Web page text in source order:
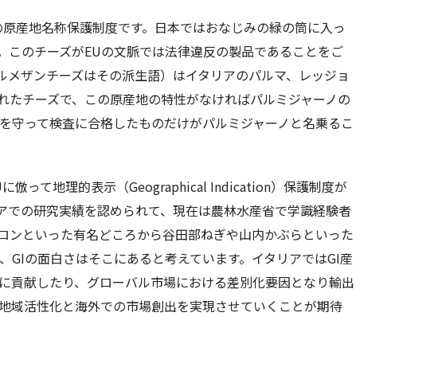
産地名称保護制度です。日本ではおなじみの緑の筒に入っ
のチーズがEUの文脈では法律違反の製品であることをご
ザンチーズはその派生語）はイタリアのパルマ、レッジョ
チーズで、この原産地の特性がなければパルミジャーノの
って検査に合格したものだけがパルミジャーノと名乗るこ
倣って地理的表示（Geographical Indication）保護制度が
の研究実績を認められて、現在は農林水産省で学識経験者
ンといった有名どころから谷田部ねぎや山内かぶらといった
の面白さはそこにあると考えています。イタリアではGI産
献したり、グローバル市場における差別化要因となり輸出
域活性化と海外での市場創出を実現させていくことが期待